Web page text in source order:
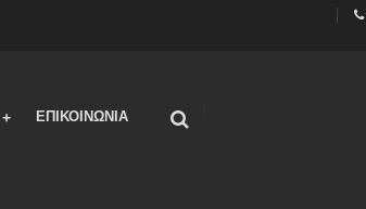
+ ΕΠΙΚΟΙΝΩΝΙΑ